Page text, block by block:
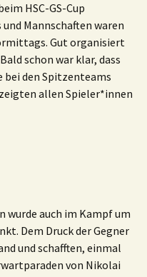
HSC-GS-Cup
Mannschaften waren
Gut organisiert
schon war klar, dass
bei den Spitzenteams
allen Spieler*innen
wurde auch im Kampf um
Dem Druck der Gegner
und schafften, einmal
von Nikolai